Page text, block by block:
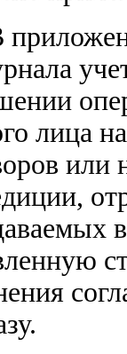
лица
или